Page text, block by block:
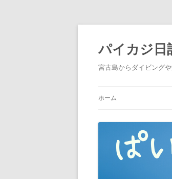
パイカジ
宮古島からダイビング
ホーム